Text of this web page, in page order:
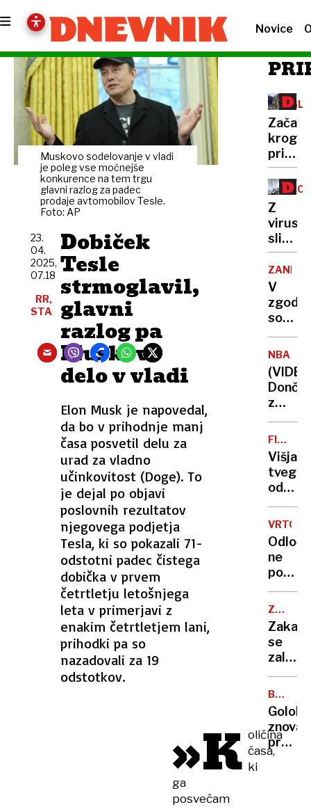
Novice
Muskovo sodelovanje v vladi
je poleg vse močnejše
konkurence na tem trgu
glavni razlog za padec
prodaje avtomobilov Tesle.
Foto: AP
Dobiček
Tesle
strmoglavil,
glavni
razlog pa
Muskovo
delo v vladi
Elon Musk je napovedal,
da bo v prihodnje manj
časa posvetil delu za
urad za vladno
učinkovitost (Doge). To
je dejal po objavi
poslovnih rezultatov
njegovega podjetja
Tesla, ki so pokazali 71-
odstotni padec čistega
dobička v prvem
četrtletju letošnjega
leta v primerjavi z
enakim četrtletjem lani,
prihodki pa so
nazadovali za 19
odstotkov.
23.
04.
2025,
07.18
RR,
STA
»K oličina
časa,
ki
ga
posvečam
krog
in
O
in
gradnji
ne
duha
ne
sluha
Z
in
ni
šale
V
so
bile
volitve
novega
papeža
nasilne
in
NBA
Dončić
z
odlično
serijo
proti
Višja
bank
ostaja
visoka
VRTCI
ne
števila
otrok
v
ZNAMKI
Zakaj
se
v
svoj
BANKA
znova
proti